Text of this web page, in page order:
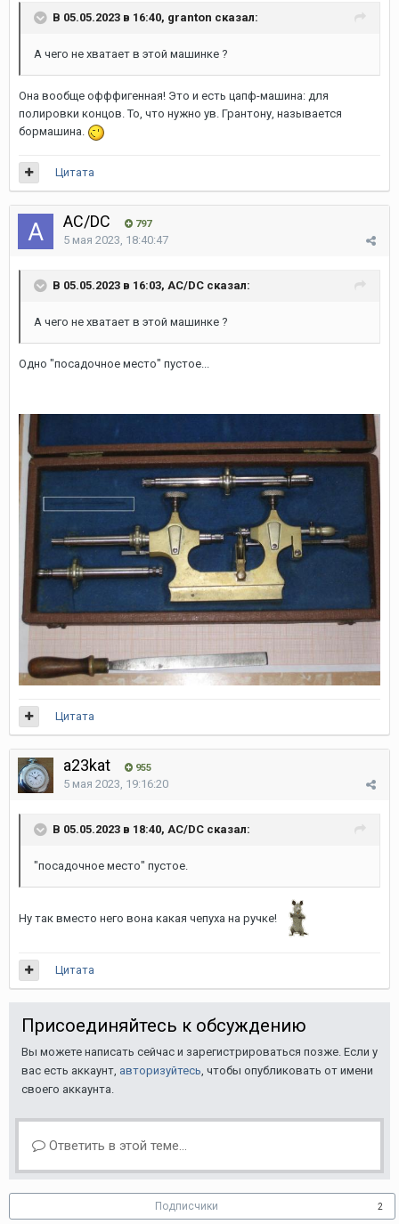
В 05.05.2023 в 16:40, granton сказал:
А чего не хватает в этой машинке ?
Она вообще офффигенная! Это и есть цапф-машина: для
полировки концов. То, что нужно ув. Грантону, называется
бормашина.
Цитата
AC/DC 797
5 мая 2023, 18:40:47
В 05.05.2023 в 16:03, AC/DC сказал:
А чего не хватает в этой машинке ?
Одно "посадочное место" пустое...
Цитата
a23kat 955
5 мая 2023, 19:16:20
В 05.05.2023 в 18:40, AC/DC сказал:
"посадочное место" пустое.
Ну так вместо него вона какая чепуха на ручке!
Цитата
Присоединяйтесь к обсуждению
Вы можете написать сейчас и зарегистрироваться позже. Если у
вас есть аккаунт, авторизуйтесь, чтобы опубликовать от имени
своего аккаунта.
Ответить в этой теме...
Подписчики 2